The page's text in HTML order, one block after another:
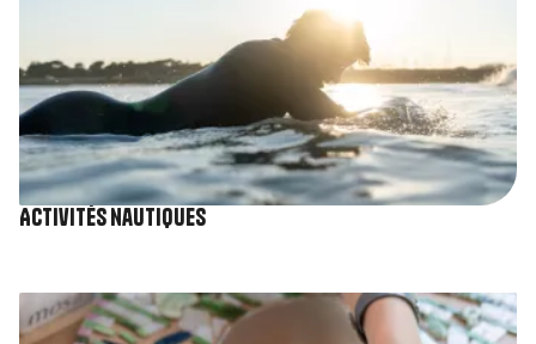
Activités nautiques
Image